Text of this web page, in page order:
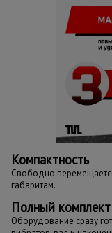
Компактность
Свободно
габаритам.
Полный комплект
Оборудование сразу